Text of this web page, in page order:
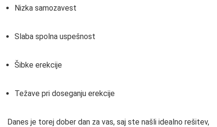
Nizka samozavest
Slaba spolna uspešnost
Šibke erekcije
Težave pri doseganju erekcije
Danes je torej dober dan za vas, saj ste našli idealno rešitev,